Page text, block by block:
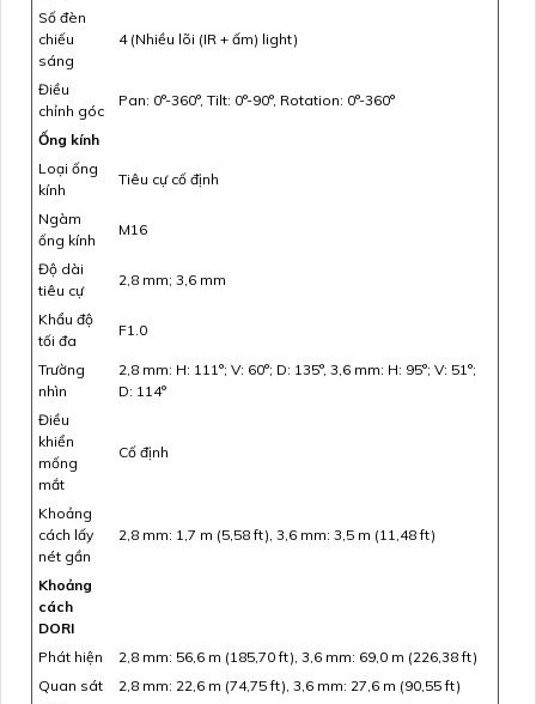
Số đèn
chiếu
sáng
4 (Nhiều lõi (IR + ấm) light)
Điều
chỉnh góc
Pan: 0°-360°, Tilt: 0°-90°, Rotation: 0°-360°
Ống kính
Loại ống
kính
Tiêu cự cố định
Ngàm
ống kính
M16
Độ dài
tiêu cự
2,8 mm; 3,6 mm
Khẩu độ
tối đa
F1.0
Trường
nhìn
2,8 mm: H: 111°; V: 60°; D: 135°, 3,6 mm: H: 95°; V: 51°;
D: 114°
Điều
khiển
mống
mắt
Cố định
Khoảng
cách lấy
nét gần
2,8 mm: 1,7 m (5,58 ft), 3,6 mm: 3,5 m (11,48 ft)
Khoảng
cách
DORI
Phát hiện
2,8 mm: 56,6 m (185,70 ft), 3,6 mm: 69,0 m (226,38 ft)
Quan sát
2,8 mm: 22,6 m (74,75 ft), 3,6 mm: 27,6 m (90,55 ft)